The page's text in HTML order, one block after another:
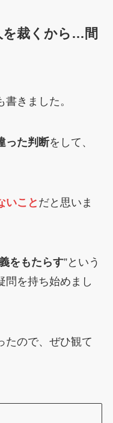
を裁くから…間
きました。
った判断をして、
いこと だと思いま
をもたらす”という
問を持ち始めまし
たので、ぜひ観て